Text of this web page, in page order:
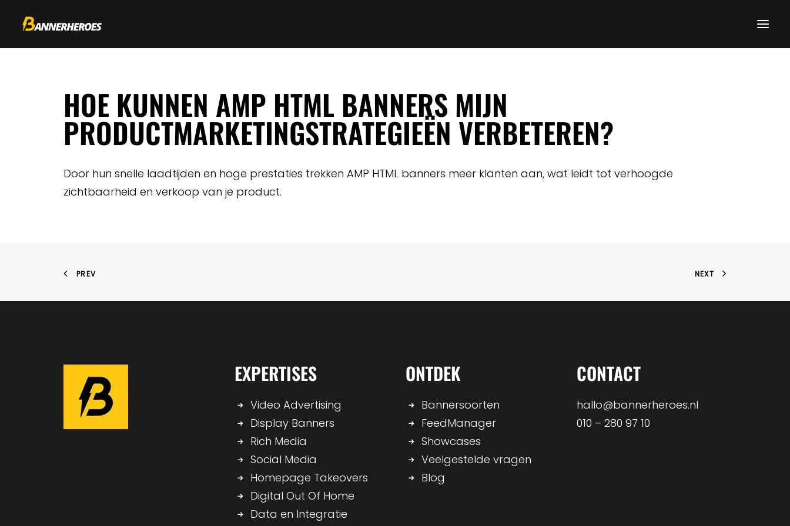
HOE KUNNEN AMP HTML BANNERS MIJN
PRODUCTMARKETINGSTRATEGIEËN VERBETEREN?
Door hun snelle laadtijden en hoge prestaties trekken AMP HTML banners meer klanten aan, wat leidt tot verhoogde
zichtbaarheid en verkoop van je product.
PREV NEXT
EXPERTISES
Video Advertising
Display Banners
Rich Media
Social Media
Homepage Takeovers
Digital Out Of Home
Data en Integratie
ONTDEK
Bannersoorten
FeedManager
Showcases
Veelgestelde vragen
Blog
CONTACT
hallo@bannerheroes.nl
010 – 280 97 10